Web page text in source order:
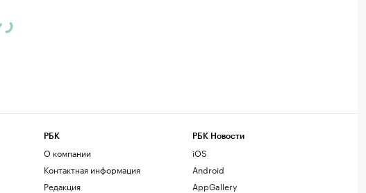
РБК
О компании
Контактная информация
Редакция
РБК Новости
iOS
Android
AppGallery